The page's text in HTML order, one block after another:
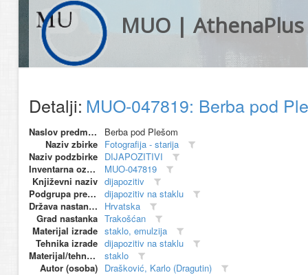
MUO | AthenaPlus
Detalji: MUO-047819: Berba pod
Naslov predmeta
Berba pod Plešom
Naziv zbirke Fotografija - starija
Naziv podzbirke DIJAPOZITIVI
Inventarna oznaka
MUO-047819
Književni naziv dijapozitiv
Podgrupa predmeta
dijapozitiv na staklu
Država nastanka
Hrvatska
Grad nastanka Trakošćan
Materijal izrade staklo, emulzija
Tehnika izrade dijapozitiv na staklu
Materijal/tehnika
staklo
Autor (osoba) Drašković, Karlo (Dragutin)